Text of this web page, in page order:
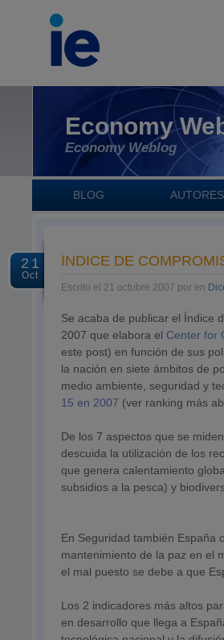
Economy
Economy Weblog
BLOG AUTORES
21
Oct
ÍNDICE DE
Escrito el 21 octubre 2007 por en
Se acaba de publicar el Índice
2007 que elabora el Center for
este post) en función de sus
la nación en siete ámbitos de
medio ambiente, seguridad y
15 en 2007 (ver ranking más
De los 7 aspectos que se
descuida la utilización de los
que genera calentamiento
subsidios a la pesca) y
En Seguridad también España
mantenimiento de la paz en el
el mal puesto se debe a que
Los 2 indicadores más altos
en desarrollo que llega a